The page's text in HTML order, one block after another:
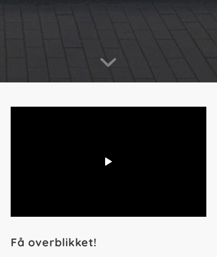
Få overblikket!